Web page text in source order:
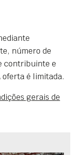
número de
contribuinte e
é limitada.
gerais de